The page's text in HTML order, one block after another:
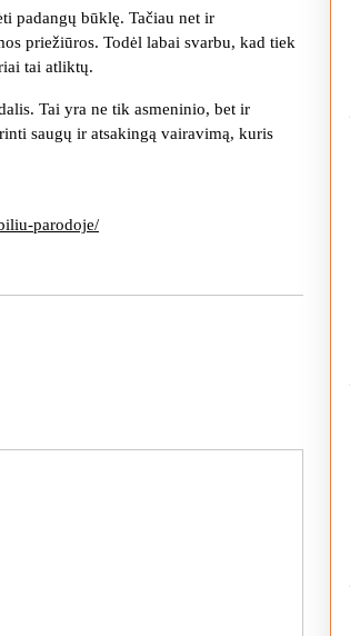
padangų būklę. Tačiau net ir
priežiūros. Todėl labai svarbu, kad tiek
tai atliktų.
Tai yra ne tik asmeninio, bet ir
saugų ir atsakingą vairavimą, kuris
parodoje/